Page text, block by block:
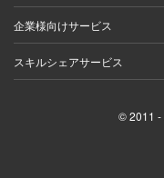
企業様向けサービス
スキルシェアサービス
© 2011 -